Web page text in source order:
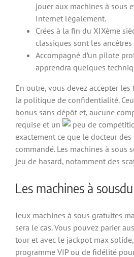
jouer aux machines à sous
Internet légalement.
Crées à la fin du XIXème
classiques sont les
Accompagné d’un pilote
apprendra quelques
En outre, vous devez accepter
la politique de confidentialité.
bonus sans dépôt et, aucune
requise et un
peu de
exactement ce que le docteur des
commandé. Les machines à sous
jeu de hasard, notamment des
Les machines à
Jeux machines à sous gratuites
sera le cas. Vous pouvez parier
tour et avec le jackpot max solide,
programme VIP ou de fidélité